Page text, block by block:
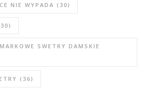
NIE WYPADA (30)
SWETRY DAMSKIE
(36)